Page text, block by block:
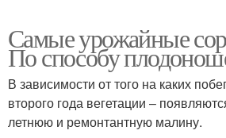
Самые урожайные
По способу
В зависимости от того на каких
второго года вегетации –
летнюю и ремонтантную малину.